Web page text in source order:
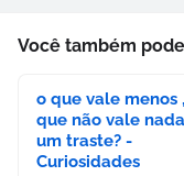
Você também
o que vale menos
que não vale
um traste? -
Curiosidades